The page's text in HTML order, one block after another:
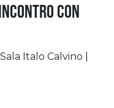
con
Italo Calvino |